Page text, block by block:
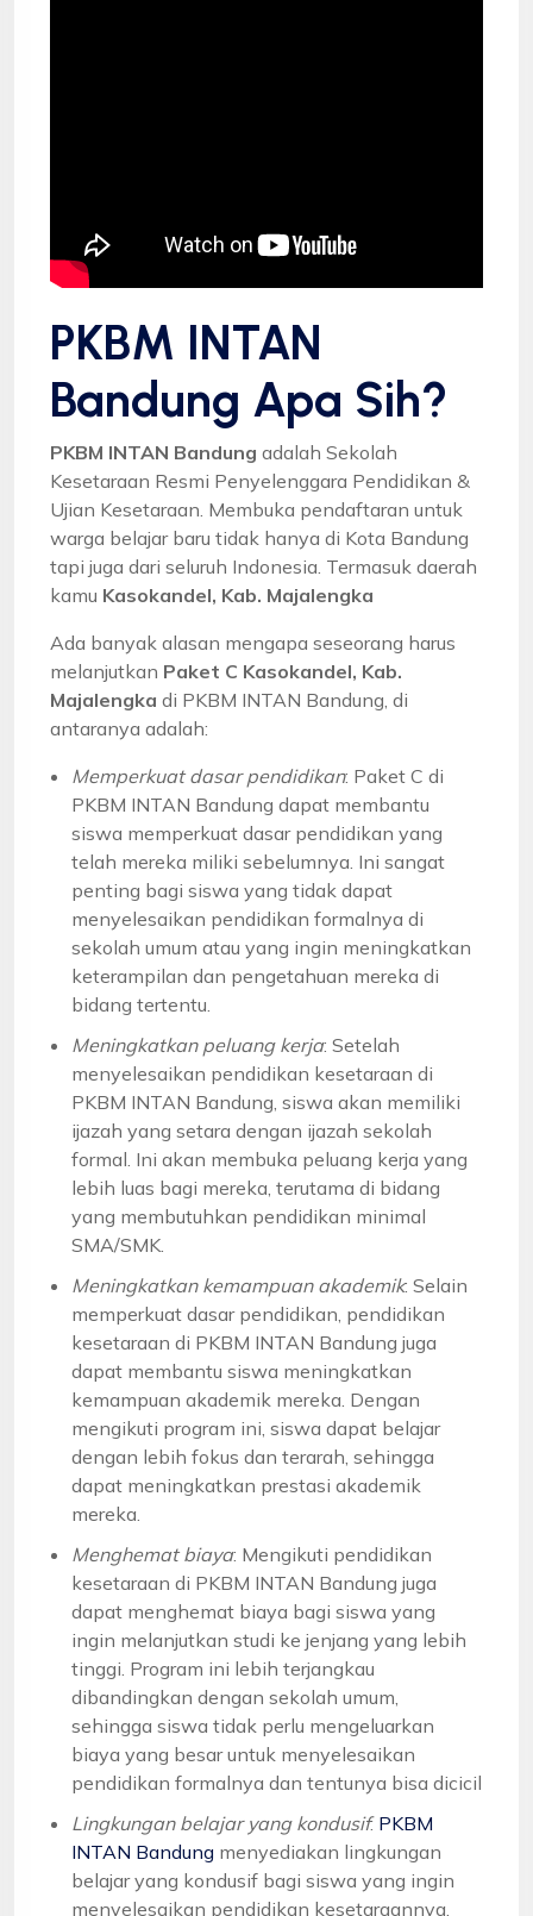
PKBM INTAN
Bandung Apa Sih?
PKBM INTAN Bandung adalah Sekolah
Kesetaraan Resmi Penyelenggara Pendidikan &
Ujian Kesetaraan. Membuka pendaftaran untuk
warga belajar baru tidak hanya di Kota Bandung
tapi juga dari seluruh Indonesia. Termasuk daerah
kamu Kasokandel, Kab. Majalengka
Ada banyak alasan mengapa seseorang harus
melanjutkan Paket C Kasokandel, Kab.
Majalengka di PKBM INTAN Bandung, di
antaranya adalah:
Memperkuat dasar pendidikan: Paket C di
PKBM INTAN Bandung dapat membantu
siswa memperkuat dasar pendidikan yang
telah mereka miliki sebelumnya. Ini sangat
penting bagi siswa yang tidak dapat
menyelesaikan pendidikan formalnya di
sekolah umum atau yang ingin meningkatkan
keterampilan dan pengetahuan mereka di
bidang tertentu.
Meningkatkan peluang kerja: Setelah
menyelesaikan pendidikan kesetaraan di
PKBM INTAN Bandung, siswa akan memiliki
ijazah yang setara dengan ijazah sekolah
formal. Ini akan membuka peluang kerja yang
lebih luas bagi mereka, terutama di bidang
yang membutuhkan pendidikan minimal
SMA/SMK.
Meningkatkan kemampuan akademik: Selain
memperkuat dasar pendidikan, pendidikan
kesetaraan di PKBM INTAN Bandung juga
dapat membantu siswa meningkatkan
kemampuan akademik mereka. Dengan
mengikuti program ini, siswa dapat belajar
dengan lebih fokus dan terarah, sehingga
dapat meningkatkan prestasi akademik
mereka.
Menghemat biaya: Mengikuti pendidikan
kesetaraan di PKBM INTAN Bandung juga
dapat menghemat biaya bagi siswa yang
ingin melanjutkan studi ke jenjang yang lebih
tinggi. Program ini lebih terjangkau
dibandingkan dengan sekolah umum,
sehingga siswa tidak perlu mengeluarkan
biaya yang besar untuk menyelesaikan
pendidikan formalnya dan tentunya bisa dicicil
Lingkungan belajar yang kondusif: PKBM
INTAN Bandung menyediakan lingkungan
belajar yang kondusif bagi siswa yang ingin
menyelesaikan pendidikan kesetaraannya.